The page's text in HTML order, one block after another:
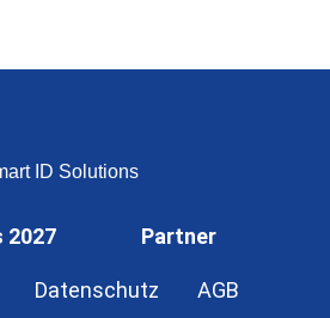
ID Solutions
2027 Partner
Datenschutz AGB